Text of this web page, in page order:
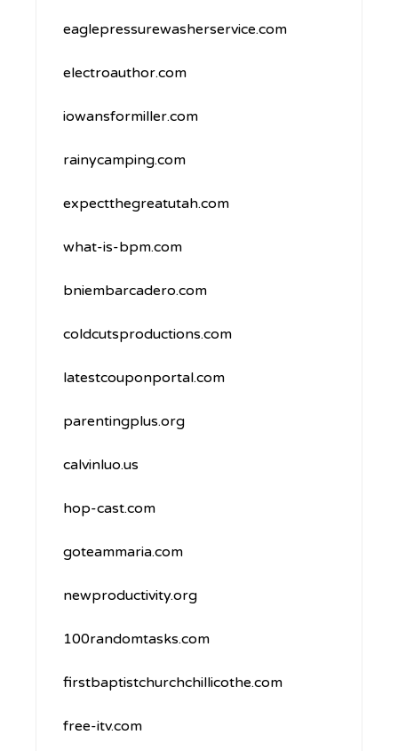
eaglepressurewasherservice.com
electroauthor.com
iowansformiller.com
rainycamping.com
expectthegreatutah.com
what-is-bpm.com
bniembarcadero.com
coldcutsproductions.com
latestcouponportal.com
parentingplus.org
calvinluo.us
hop-cast.com
goteammaria.com
newproductivity.org
100randomtasks.com
firstbaptistchurchchillicothe.com
free-itv.com